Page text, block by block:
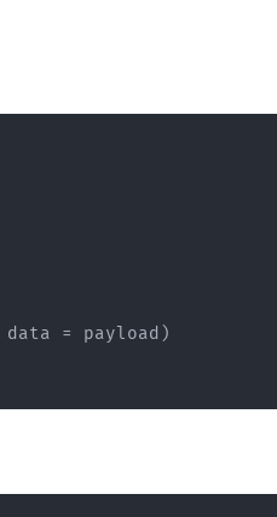
= payload)